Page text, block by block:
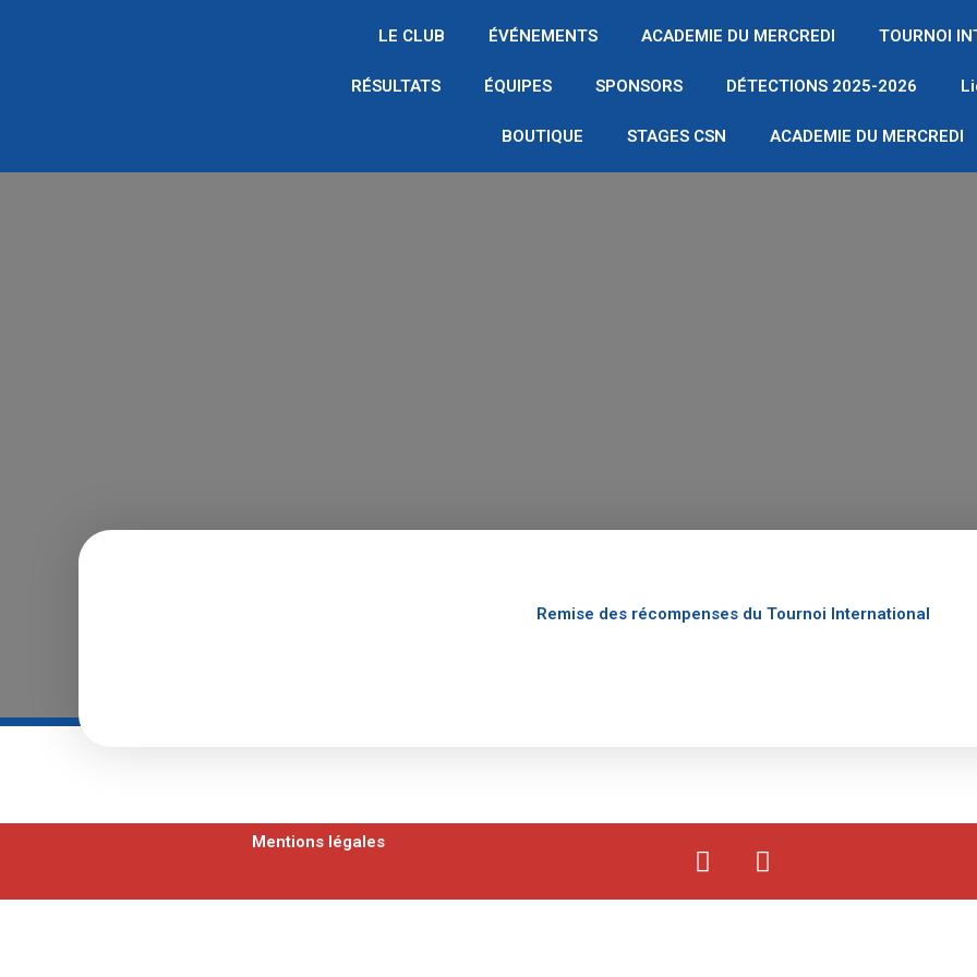
LE CLUB ÉVÉNEMENTS ACADEMIE DU MERCREDI TOURNOI
RÉSULTATS ÉQUIPES SPONSORS DÉTECTIONS 2025-2026
BOUTIQUE STAGES CSN ACADEMIE DU MERCREDI
Remise des récompenses du Tournoi International
Mentions légales
F
a
c
Y
o
u